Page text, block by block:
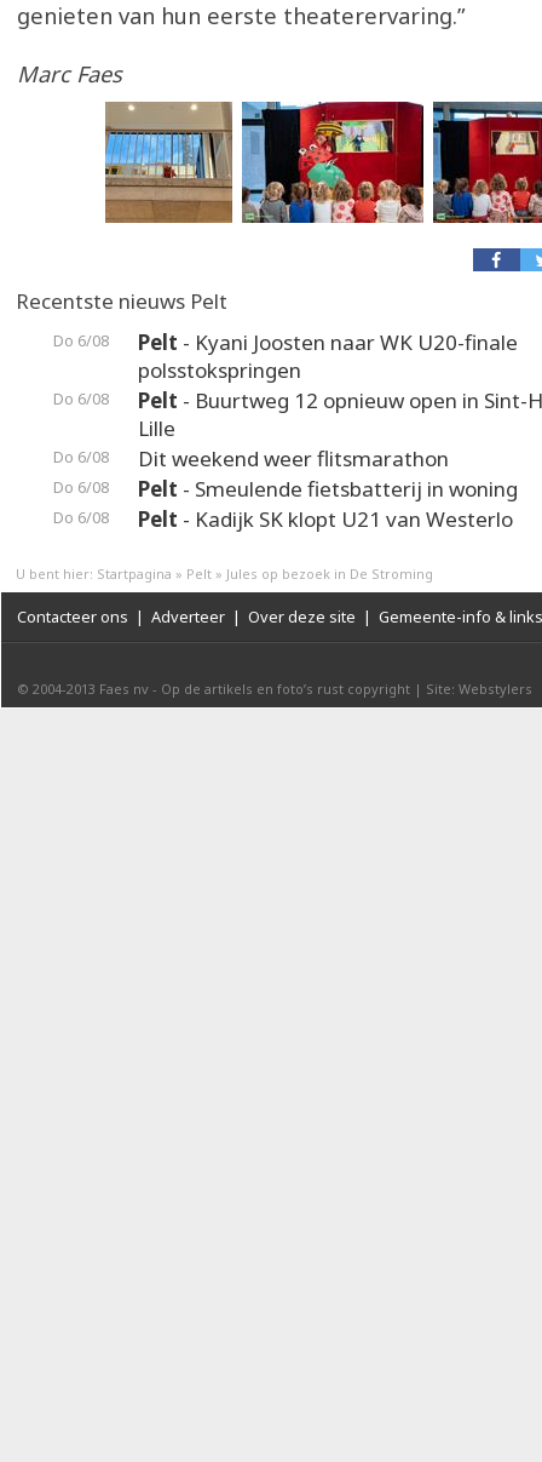
genieten van hun eerste theaterervaring.”
Marc Faes
Recentste nieuws Pelt
Do 6/08 Pelt - Kyani Joosten naar WK U20-finale
polsstokspringen
Do 6/08 Pelt - Buurtweg 12 opnieuw open in Sint-
Lille
Do 6/08 Dit weekend weer flitsmarathon
Do 6/08 Pelt - Smeulende fietsbatterij in woning
Do 6/08 Pelt - Kadijk SK klopt U21 van Westerlo
U bent hier: Startpagina » Pelt » Jules op bezoek in De Stroming
Contacteer ons | Adverteer | Over deze site | Gemeente-info & links
© 2004-2013 Faes nv - Op de artikels en foto’s rust copyright | Site: Webstylers